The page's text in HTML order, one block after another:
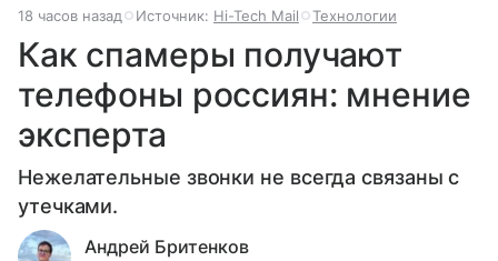
18 часов назад Источник: Hi-Tech Mail Технологии
Как спамеры получают
телефоны россиян: мнение
эксперта
Нежелательные звонки не всегда связаны с
утечками.
Андрей Бритенков